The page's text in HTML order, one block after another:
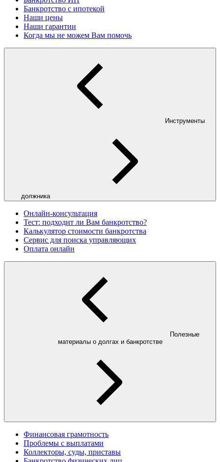
Банкротство с ипотекой
Наши цены
Наши гарантии
Когда мы не можем Вам помочь
Инструменты
должника
Онлайн-консультация
Тест: подходит ли Вам банкротство?
Калькулятор стоимости банкротства
Сервис для поиска управляющих
Оплата онлайн
Полезные
материалы о долгах и банкротстве
Финансовая грамотность
Проблемы с выплатами
Коллекторы, суды, приставы